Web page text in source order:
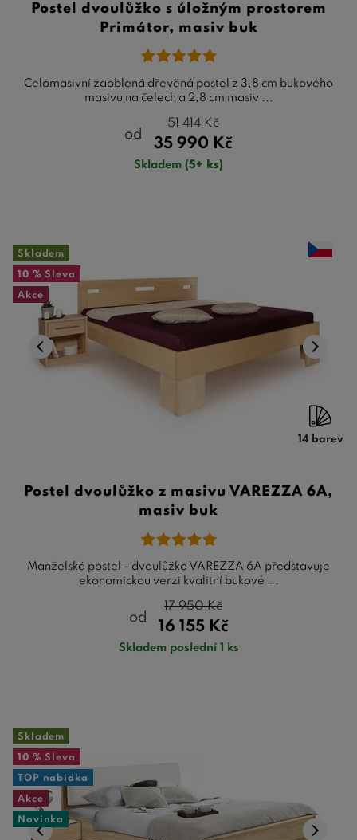
Postel dvoulůžko s úložným prostorem
Primátor, masiv buk
Celomasivní zaoblená dřevěná postel z 3,8 cm bukového
masivu na čelech a 2,8 cm masiv ...
od
35 990 Kč
51 414Kč
Skladem (5+ ks)
Skladem
10 % Sleva
Akce
14 barev
Postel dvoulůžko z masivu VAREZZA 6A,
masiv buk
Manželská postel - dvoulůžko VAREZZA 6A představuje
ekonomickou verzi kvalitní bukové ...
od
16 155 Kč
17 950Kč
Skladem poslední 1 ks
Skladem
10 % Sleva
TOP nabídka
Akce
Novinka